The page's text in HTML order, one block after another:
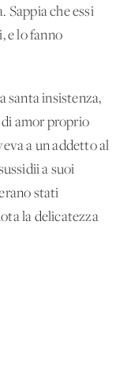
Sappia che essi
e lo fanno
santa insistenza,
amor proprio
a un addetto al
a suoi
stati
la delicatezza